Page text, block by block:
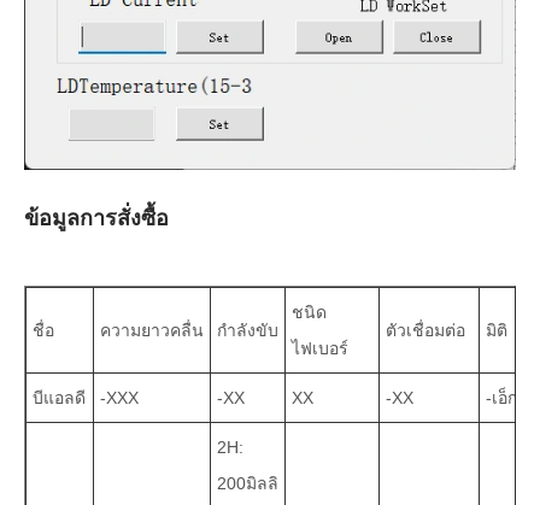
ข้อมูลการสั่งซื้อ
ชื่อ ความยาวคลื่น กำลังขับ
ชนิด
ไฟเบอร์
ตัวเชื่อมต่อ มิติ
บีแอลดี -XXX -XX XX -XX -เอ็กซ์
2H:
200มิลลิ